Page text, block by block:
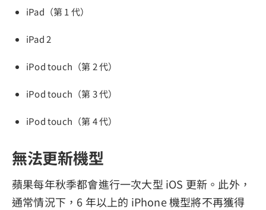
iPad（第 1 代）
iPad 2
iPod touch（第 2 代）
iPod touch（第 3 代）
iPod touch（第 4 代）
無法更新機型
蘋果每年秋季都會進行一次大型 iOS 更新。此外，
通常情況下，6 年以上的 iPhone 機型將不再獲得